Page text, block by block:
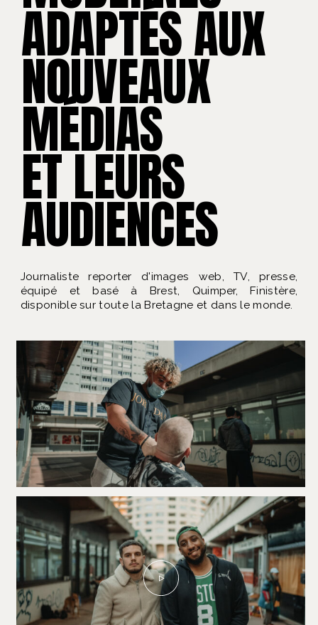
ADAPTÉS AUX
NOUVEAUX
MÉDIAS
ET LEURS
AUDIENCES
Journaliste reporter d'images web, TV, presse,
équipé et basé à Brest, Quimper, Finistère,
disponible sur toute la Bretagne et dans le monde.